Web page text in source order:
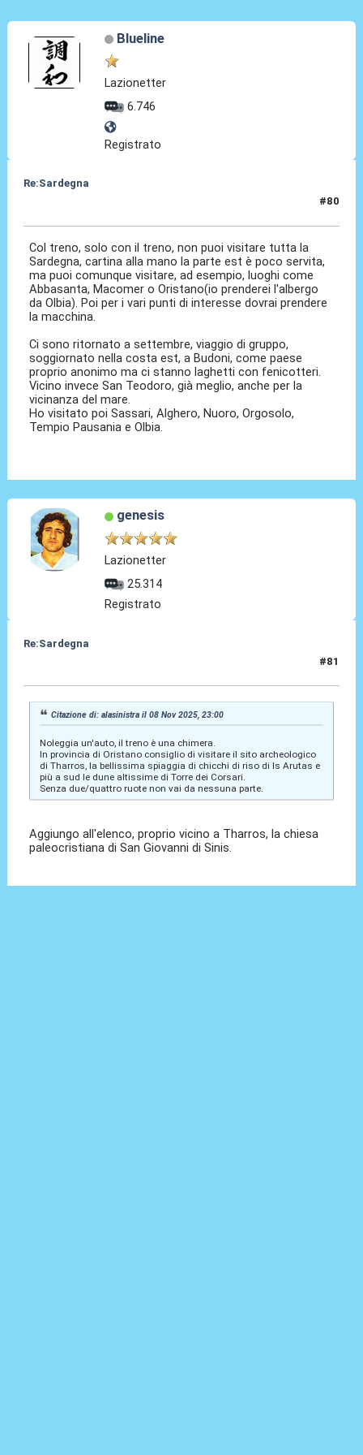
Blueline
Lazionetter
6.746
Registrato
Re:Sardegna
#80
Col treno, solo con il treno, non puoi visitare tutta la
Sardegna, cartina alla mano la parte est è poco servita,
ma puoi comunque visitare, ad esempio, luoghi come
Abbasanta, Macomer o Oristano(io prenderei l'albergo
da Olbia). Poi per i vari punti di interesse dovrai prendere
la macchina.
Ci sono ritornato a settembre, viaggio di gruppo,
soggiornato nella costa est, a Budoni, come paese
proprio anonimo ma ci stanno laghetti con fenicotteri.
Vicino invece San Teodoro, già meglio, anche per la
vicinanza del mare.
Ho visitato poi Sassari, Alghero, Nuoro, Orgosolo,
Tempio Pausania e Olbia.
genesis
Lazionetter
25.314
Registrato
Re:Sardegna
#81
Citazione di: alasinistra il 08 Nov 2025, 23:00
Noleggia un'auto, il treno è una chimera.
In provincia di Oristano consiglio di visitare il sito archeologico
di Tharros, la bellissima spiaggia di chicchi di riso di Is Arutas e
più a sud le dune altissime di Torre dei Corsari.
Senza due/quattro ruote non vai da nessuna parte.
Aggiungo all'elenco, proprio vicino a Tharros, la chiesa
paleocristiana di San Giovanni di Sinis.